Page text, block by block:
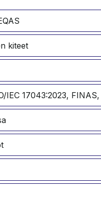
kiteet
IEC 17043:2023,